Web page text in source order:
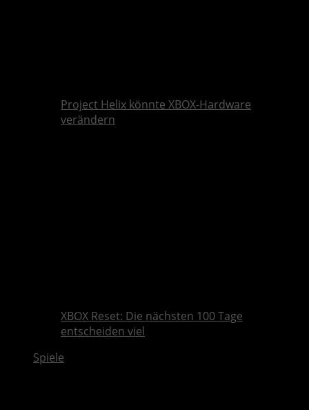
Project Helix könnte XBOX-Hardware
verändern
XBOX Reset: Die nächsten 100 Tage
entscheiden viel
Spiele